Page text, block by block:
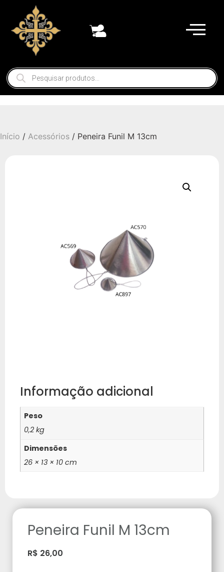
Início / Acessórios / Peneira Funil M 13cm
Informação adicional
Peso
0,2 kg
Dimensões
26 × 13 × 10 cm
Peneira Funil M 13cm
R$ 26,00